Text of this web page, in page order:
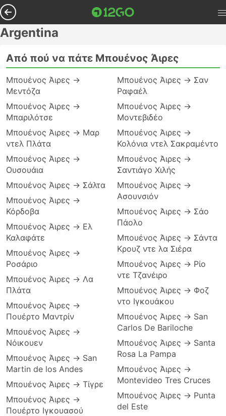
Argentina
Από πού να πάτε Μπουένος Άιρες
Μπουένος Άιρες →
Μεντόζα
Μπουένος Άιρες →
Μπαριλότσε
Μπουένος Άιρες → Μαρ
ντελ Πλάτα
Μπουένος Άιρες →
Ουσουάια
Μπουένος Άιρες → Σάλτα
Μπουένος Άιρες →
Κόρδοβα
Μπουένος Άιρες → Ελ
Καλαφάτε
Μπουένος Άιρες →
Ροσάριο
Μπουένος Άιρες → Λα
Πλάτα
Μπουένος Άιρες →
Πουέρτο Μαντρίν
Μπουένος Άιρες →
Νόικουεν
Μπουένος Άιρες → San
Martin de los Andes
Μπουένος Άιρες → Τίγρε
Μπουένος Άιρες →
Πουέρτο Ιγκουασού
Μπουένος Άιρες → Σαν
Ραφαέλ
Μπουένος Άιρες →
Μοντεβιδέο
Μπουένος Άιρες →
Κολόνια ντελ Σακραμέντο
Μπουένος Άιρες →
Σαντιάγο Χιλής
Μπουένος Άιρες →
Ασουνσιόν
Μπουένος Άιρες → Σάο
Πάολο
Μπουένος Άιρες → Σάντα
Κρουζ ντε λα Σιέρα
Μπουένος Άιρες → Ρίο
ντε Τζανέιρο
Μπουένος Άιρες → Φοζ
ντο Ιγκουάκου
Μπουένος Άιρες → San
Carlos De Bariloche
Μπουένος Άιρες → Santa
Rosa La Pampa
Μπουένος Άιρες →
Montevideo Tres Cruces
Μπουένος Άιρες → Punta
del Este